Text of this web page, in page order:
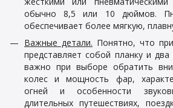
обычно 8,5 или 10 дюймов.
обеспечивает более мягкую,
Важные детали. Понятно, что
представляет собой планку и
важно при выборе обратить
колес и мощность фар,
огней и особенности
длительных путешествиях,